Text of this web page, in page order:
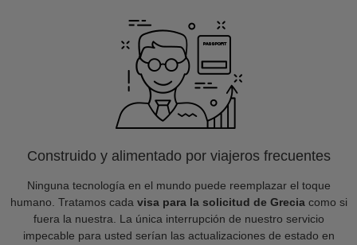
Construido y alimentado por viajeros frecuentes
Ninguna tecnología en el mundo puede reemplazar el toque
humano. Tratamos cada visa para la solicitud de Greciacomo si
fuera la nuestra. La única interrupción de nuestro servicio
impecable para usted serían las actualizaciones de estado en